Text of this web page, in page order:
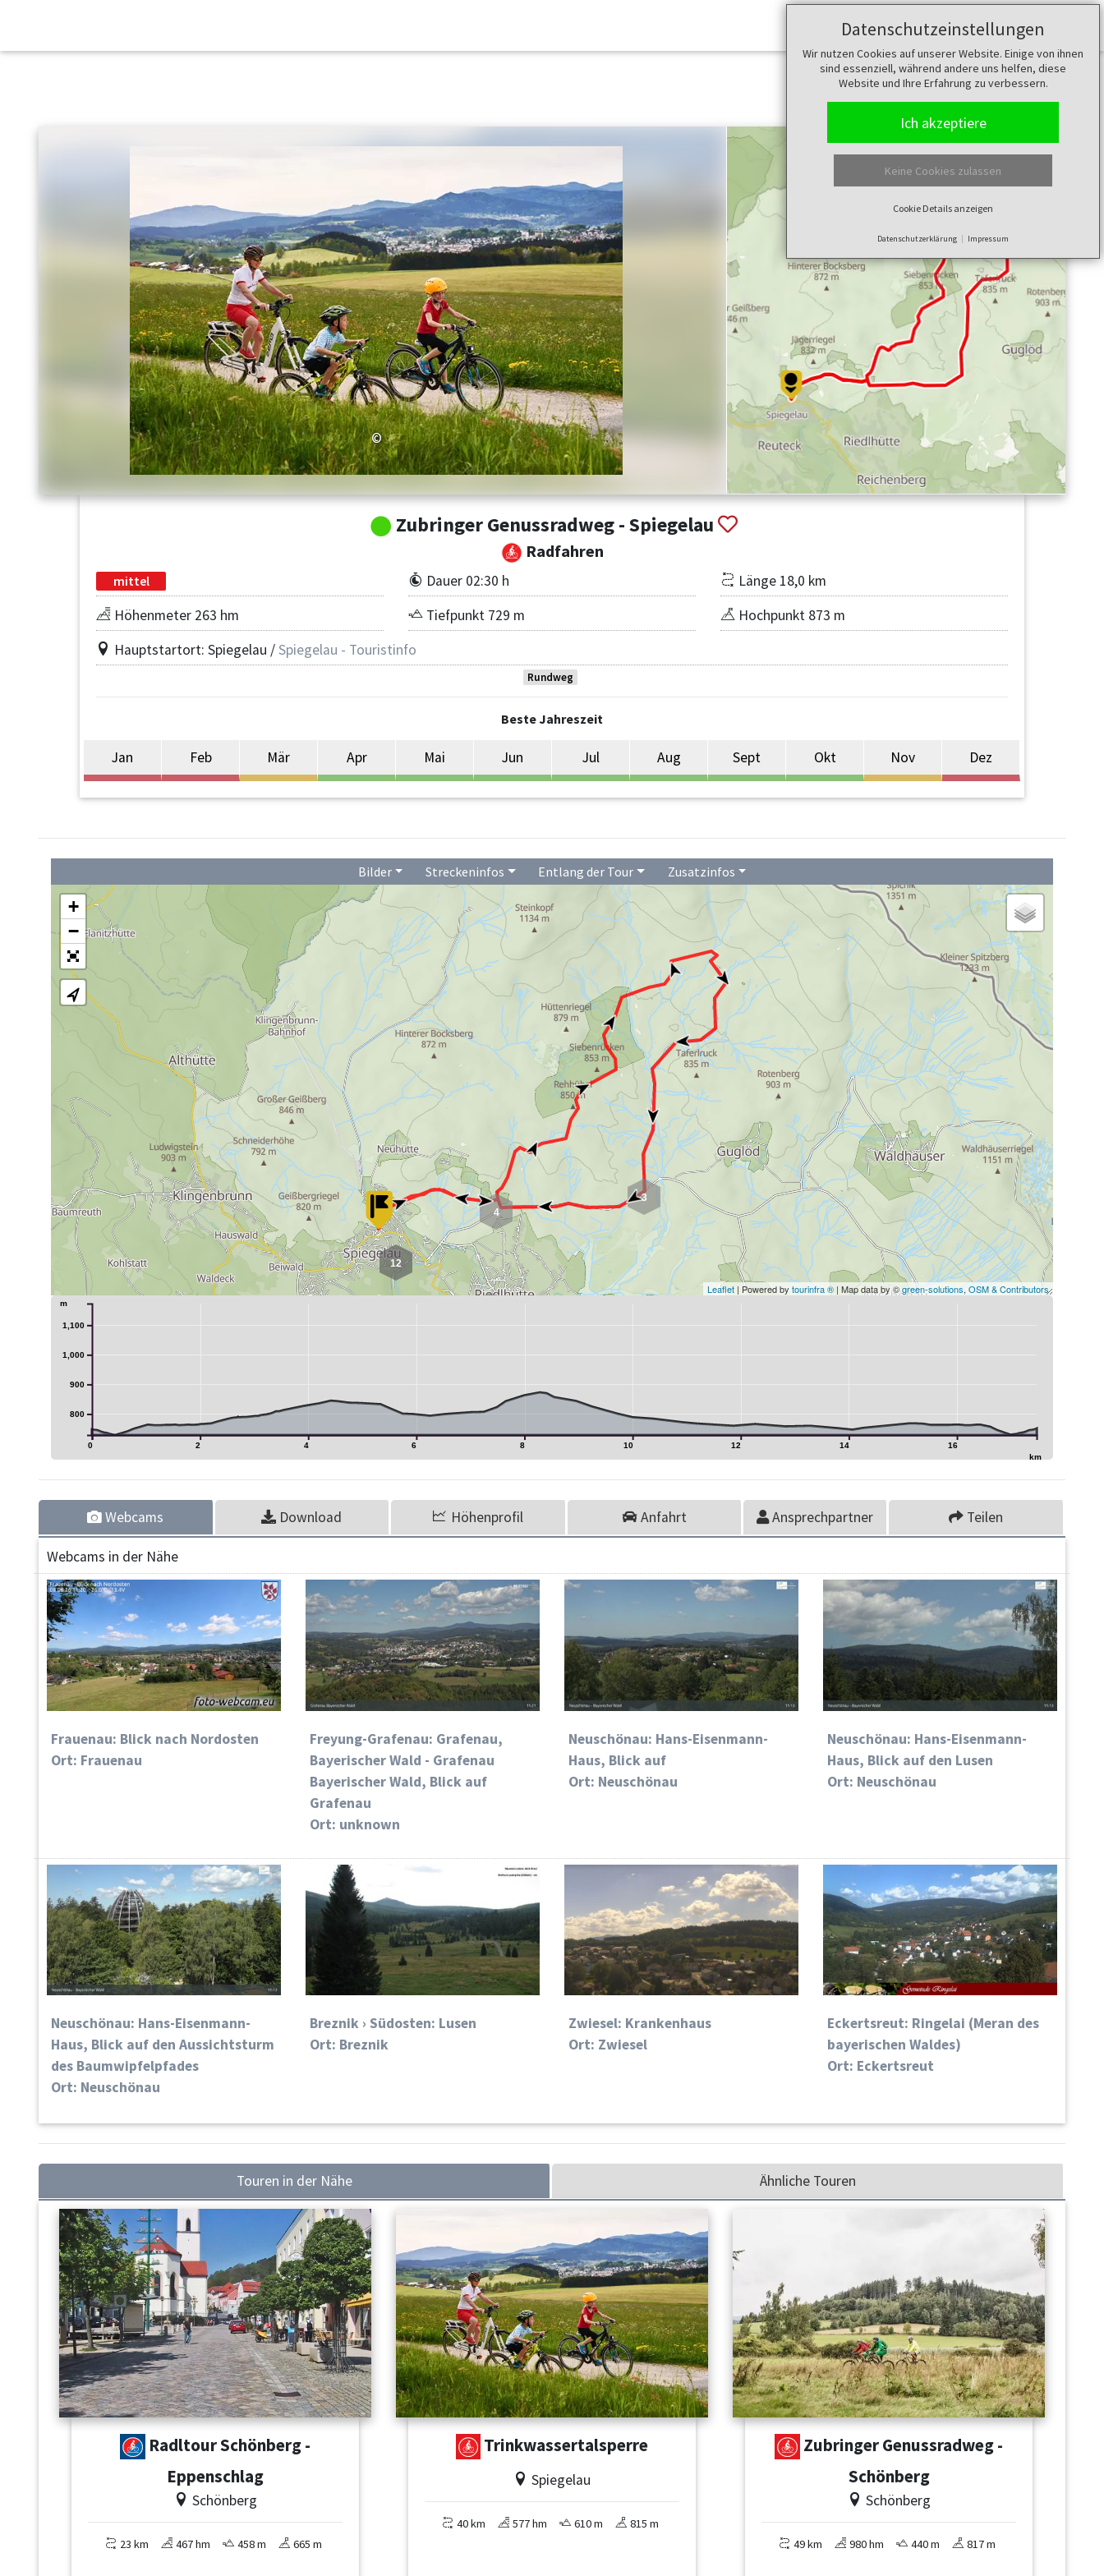
Datenschutzeinstellungen
Wir nutzen Cookies auf unserer Website. Einige von ihnen
sind essenziell, während andere uns helfen, diese
Website und Ihre Erfahrung zu verbessern.
Ich akzeptiere
Keine Cookies zulassen
Cookie Details anzeigen
Datenschutzerklärung Impressum
Merkzettel ( 0 )
©
Zubringer Genussradweg - Spiegelau
Radfahren
mittel Dauer 02:30 h
Länge 18,0 km
Höhenmeter 263 hm
Tiefpunkt 729 m
Hochpunkt 873 m
Hauptstartort: Spiegelau /Spiegelau - Touristinfo
Rundweg
Beste Jahreszeit
Jan Feb Mär Apr Mai Jun Jul Aug Sept Okt Nov Dez
Bilder Streckeninfos Entlang der Tour Zusatzinfos
3
4
12
+
−
Leaflet | Powered by tourinfra ® | Map data by ©green-solutions,OSM & Contributors
0 2 4 6 8 10 12 14 16
km
800
900
1,000
1,100
m
Webcams Download Höhenprofil Anfahrt Ansprechpartner Teilen
Webcams in der Nähe
Frauenau: Blick nach Nordosten
Ort: Frauenau
Freyung-Grafenau: Grafenau,
Bayerischer Wald - Grafenau
Bayerischer Wald, Blick auf
Grafenau
Ort: unknown
Neuschönau: Hans-Eisenmann-
Haus, Blick auf
Ort: Neuschönau
Neuschönau: Hans-Eisenmann-
Haus, Blick auf den Lusen
Ort: Neuschönau
Neuschönau: Hans-Eisenmann-
Haus, Blick auf den Aussichtsturm
des Baumwipfelpfades
Ort: Neuschönau
Breznik › Südosten: Lusen
Ort: Breznik
Zwiesel: Krankenhaus
Ort: Zwiesel
Eckertsreut: Ringelai (Meran des
bayerischen Waldes)
Ort: Eckertsreut
Touren in der Nähe Ähnliche Touren
Radltour Schönberg -
Eppenschlag
Schönberg
23 km 467 hm 458 m 665 m
Trinkwassertalsperre
Spiegelau
40 km 577 hm 610 m 815 m
Zubringer Genussradweg -
Schönberg
Schönberg
49 km 980 hm 440 m 817 m